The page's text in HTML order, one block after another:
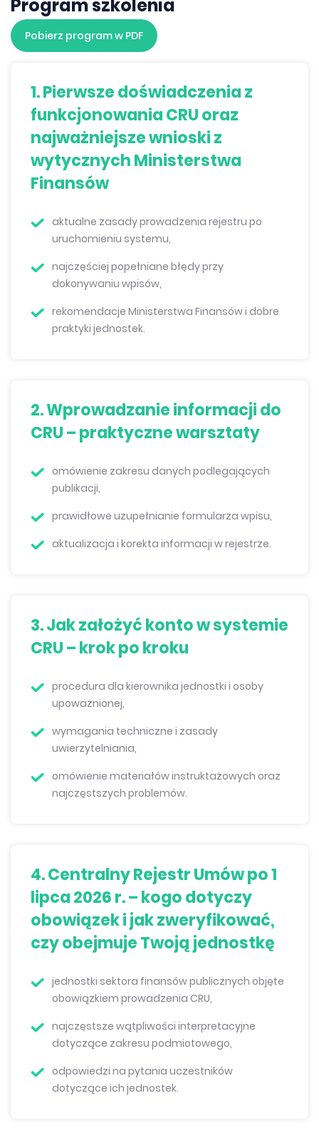
Program szkolenia
Pobierz program w PDF
1. Pierwsze doświadczenia z
funkcjonowania CRU oraz
najważniejsze wnioski z
wytycznych Ministerstwa
Finansów
aktualne zasady prowadzenia rejestru po
uruchomieniu systemu,
najczęściej popełniane błędy przy
dokonywaniu wpisów,
rekomendacje Ministerstwa Finansów i dobre
praktyki jednostek.
2. Wprowadzanie informacji do
CRU – praktyczne warsztaty
omówienie zakresu danych podlegających
publikacji,
prawidłowe uzupełnianie formularza wpisu,
aktualizacja i korekta informacji w rejestrze.
3.Jak założyć konto w systemie
CRU – krok po kroku
procedura dla kierownika jednostki i osoby
upoważnionej,
wymagania techniczne i zasady
uwierzytelniania,
omówienie materiałów instruktażowych oraz
najczęstszych problemów.
4. Centralny Rejestr Umów po 1
lipca 2026 r. – kogo dotyczy
obowiązek i jak zweryfikować,
czy obejmuje Twoją jednostkę
jednostki sektora finansów publicznych objęte
obowiązkiem prowadzenia CRU,
najczęstsze wątpliwości interpretacyjne
dotyczące zakresu podmiotowego,
odpowiedzi na pytania uczestników
dotyczące ich jednostek.